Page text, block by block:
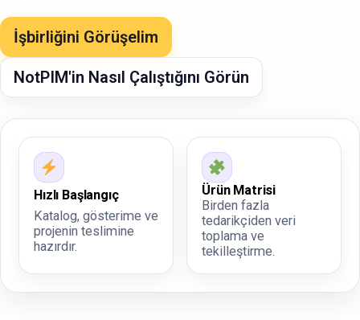
İşbirliğini Görüşelim
NotPIM'in Nasıl Çalıştığını Görün
Hızlı Başlangıç
Katalog, gösterime ve
projenin teslimine
hazırdır.
Ürün Matrisi
Birden fazla
tedarikçiden veri
toplama ve
tekilleştirme.